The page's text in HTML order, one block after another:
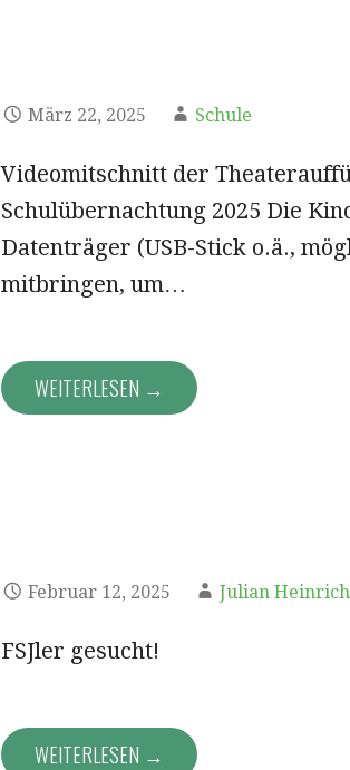
März 22, 2025 Schule
Videomitschnitt der
Schulübernachtung 2025 Die
Datenträger (USB-Stick o.ä.,
mitbringen, um…
WEITERLESEN →
Februar 12, 2025 Julian
FSJler gesucht!
WEITERLESEN →